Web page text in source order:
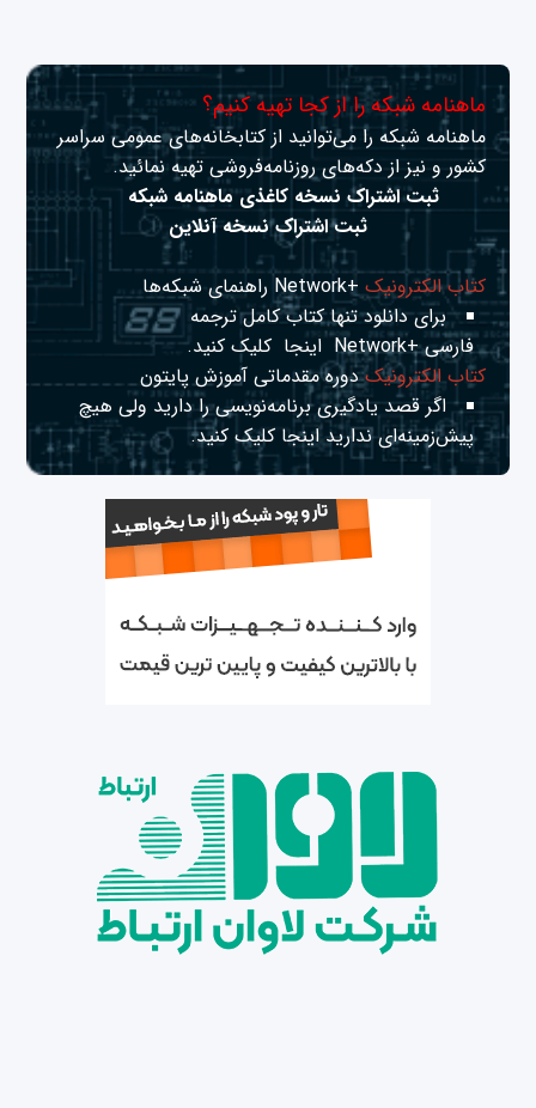
ماهنامه شبکه را از کجا تهیه کنیم؟
ماهنامه شبکه را می‌توانید از کتابخانه‌های عمومی سراسر
کشور و نیز از دکه‌های روزنامه‌فروشی تهیه نمائید.
ثبت اشتراک نسخه کاغذی ماهنامه شبکه
ثبت اشتراک نسخه آنلاین
کتاب الکترونیک+Network راهنمای شبکه‌ها
برای دانلود تنها کتاب کامل ترجمه
فارسی +Network
اینجا کلیک کنید.
کتاب الکترونیکدوره مقدماتی آموزش پایتون
اگر قصد یادگیری برنامه‌نویسی را دارید ولی هیچ
پیش‌زمینه‌ای نداریداینجا کلیک کنید.